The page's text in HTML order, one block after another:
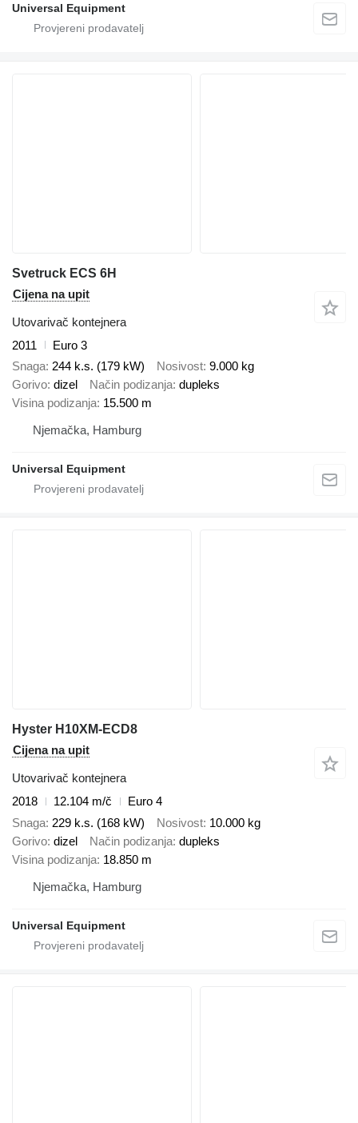
Universal Equipment
Svetruck ECS 6H
Cijena na upit
Utovarivač kontejnera
2011
Euro 3
Snaga 244 k.s. (179 kW) Nosivost 9.000 kg
Gorivo dizel Način podizanja dupleks
Visina podizanja 15.500 m
Njemačka, Hamburg
Universal Equipment
Hyster H10XM-ECD8
Cijena na upit
Utovarivač kontejnera
2018
12.104 m/č
Euro 4
Snaga 229 k.s. (168 kW) Nosivost 10.000 kg
Gorivo dizel Način podizanja dupleks
Visina podizanja 18.850 m
Njemačka, Hamburg
Universal Equipment